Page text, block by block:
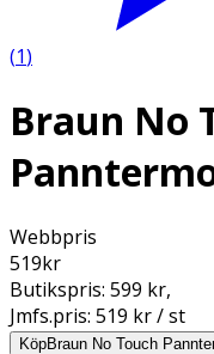
(1)
Braun No
Webbpris
519kr
Butikspris: 599 kr,
Jmfs.pris: 519 kr / st
KöpBraun No Touch